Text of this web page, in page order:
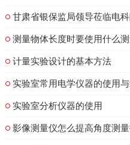
甘肃省银保监局领导莅临电
测量物体长度时要使用什么
计量实验设计的基本方法
实验室常用电学仪器的使用
实验室分析仪器的使用
影像测量仪怎么提高角度测